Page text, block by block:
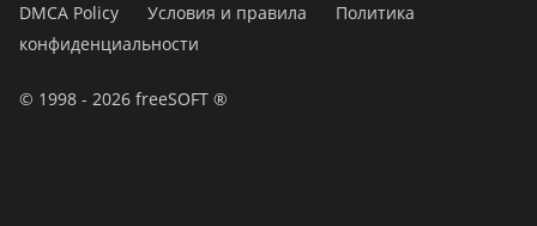
DMCA Policy Условия и правила
Политика
конфиденциальности
© 1998 - 2026 freeSOFT ®